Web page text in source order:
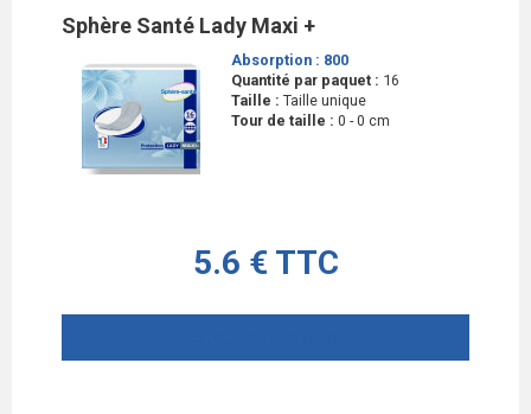
Sphère Santé Lady Maxi +
Absorption : 800
Quantité par paquet : 16
Taille : Taille unique
Tour de taille : 0 - 0 cm
5.6 € TTC